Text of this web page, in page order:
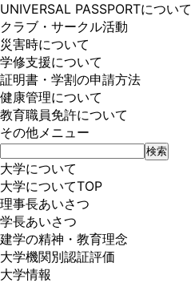
UNIVERSAL PASSPORTについて
クラブ・サークル活動
災害時について
学修支援について
証明書・学割の申請方法
健康管理について
教育職員免許について
その他メニュー
大学について
大学についてTOP
理事長あいさつ
学長あいさつ
建学の精神・教育理念
大学機関別認証評価
大学情報